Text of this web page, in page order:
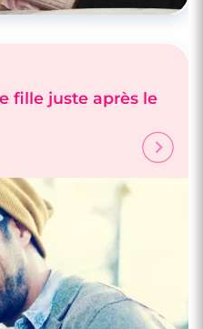
fille juste après le